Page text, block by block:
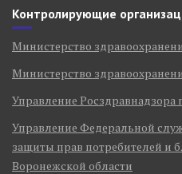
Контролирующие
Министерство
Министерство
Управление Росздравнадзора
Управление Федеральной
защиты прав потребителей и
Воронежской области